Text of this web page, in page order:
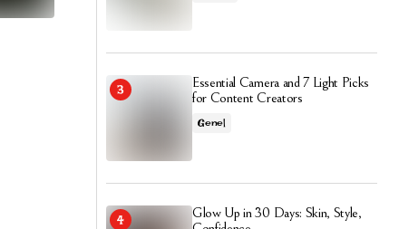
Essential Camera and 7 Light Picks
for Content Creators
Genel
Glow Up in 30 Days: Skin, Style,